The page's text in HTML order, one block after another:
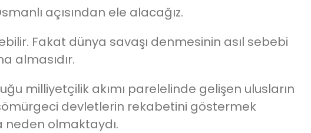
açısından ele alacağız.
Fakat dünya savaşı denmesinin asıl sebebi
almasıdır.
milliyetçilik akımı parelelinde gelişen ulusların
devletlerin rekabetini göstermek
neden olmaktaydı.